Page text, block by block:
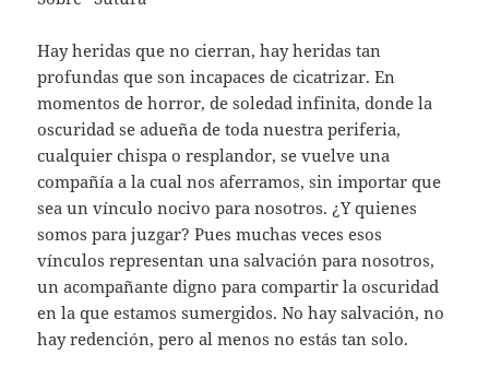
Hay heridas que no cierran, hay heridas tan
profundas que son incapaces de cicatrizar. En
momentos de horror, de soledad infinita, donde la
oscuridad se adueña de toda nuestra periferia,
cualquier chispa o resplandor, se vuelve una
compañía a la cual nos aferramos, sin importar que
sea un vínculo nocivo para nosotros. ¿Y quienes
somos para juzgar? Pues muchas veces esos
vínculos representan una salvación para nosotros,
un acompañante digno para compartir la oscuridad
en la que estamos sumergidos. No hay salvación, no
hay redención, pero al menos no estás tan solo.